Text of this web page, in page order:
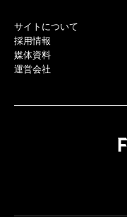
サイトについて
採用情報
媒体資料
運営会社